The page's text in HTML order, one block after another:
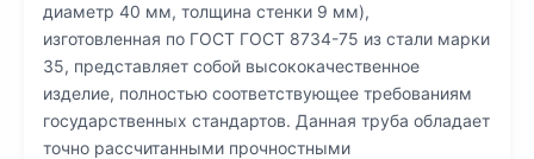
диаметр 40 мм, толщина стенки 9 мм),
изготовленная по ГОСТ ГОСТ 8734-75 из стали марки
35, представляет собой высококачественное
изделие, полностью соответствующее требованиям
государственных стандартов. Данная труба обладает
точно рассчитанными прочностными